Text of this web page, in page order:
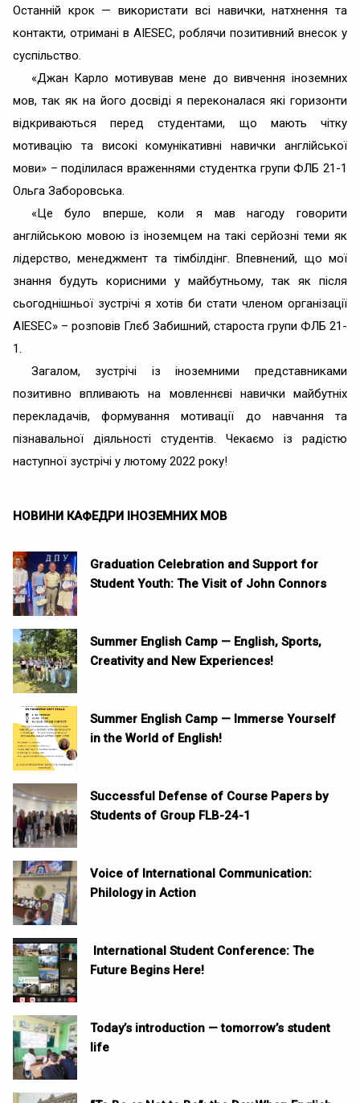
Останній крок — використати всі навички, натхнення та
контакти, отримані в AIESEC, роблячи позитивний внесок у
суспільство.
«Джан Карло мотивував мене до вивчення іноземних
мов, так як на його досвіді я переконалася які горизонти
відкриваються перед студентами, що мають чітку
мотивацію та високі комунікативні навички англійської
мови» – поділилася враженнями студентка групи ФЛБ 21-1
Ольга Заборовська.
«Це було вперше, коли я мав нагоду говорити
англійською мовою із іноземцем на такі серйозні теми як
лідерство, менеджмент та тімбілдінг. Впевнений, що мої
знання будуть корисними у майбутньому, так як після
сьогоднішньої зустрічі я хотів би стати членом організації
AIESEC» – розповів Глєб Забишний, староста групи ФЛБ 21-
1.
Загалом, зустрічі із іноземними представниками
позитивно впливають на мовленнєві навички майбутніх
перекладачів, формування мотивації до навчання та
пізнавальної діяльності студентів. Чекаємо із радістю
наступної зустрічі у лютому 2022 року!
НОВИНИ КАФЕДРИ ІНОЗЕМНИХ МОВ
Graduation Celebration and Support for
Student Youth: The Visit of John Connors
Summer English Camp — English, Sports,
Creativity and New Experiences!
Summer English Camp — Immerse Yourself
in the World of English!
Successful Defense of Course Papers by
Students of Group FLB-24-1
Voice of International Communication:
Philology in Action
International Student Conference: The
Future Begins Here!
Today’s introduction — tomorrow’s student
life